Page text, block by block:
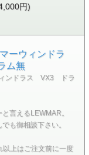
円)
ーウィンドラ
ム無
ィンドラス VX3 ドラ
言えるLEWMAR。
も御相談下さい。
上はご注文前に一度